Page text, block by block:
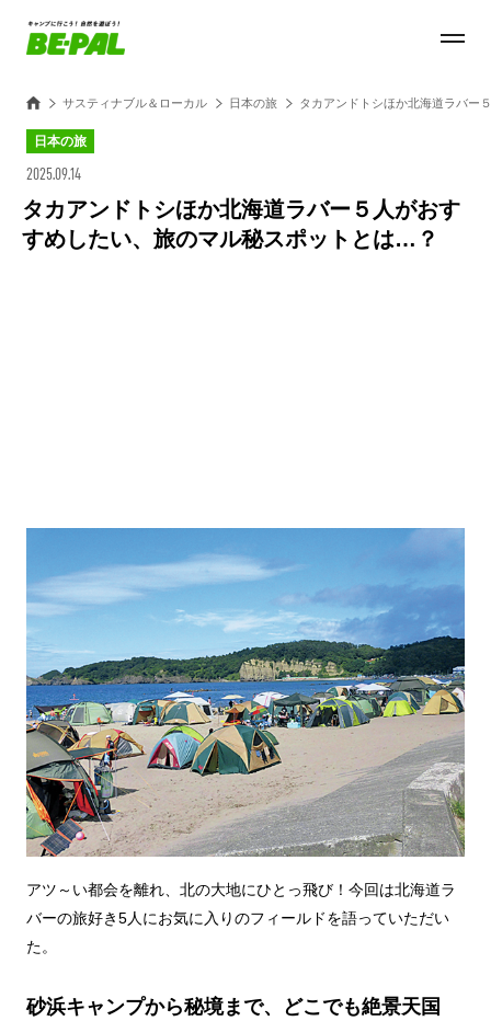
サスティナブル＆ローカル 日本の旅 タカアンドトシほか北海道ラバー
日本の旅
2025.09.14
タカアンドトシほか北海道ラバー５人がおす
すめしたい、旅のマル秘スポットとは…？
アツ～い都会を離れ、北の大地にひとっ飛び！今回は北海道ラ
バーの旅好き5人にお気に入りのフィールドを語っていただい
た。
砂浜キャンプから秘境まで、どこでも絶景天国